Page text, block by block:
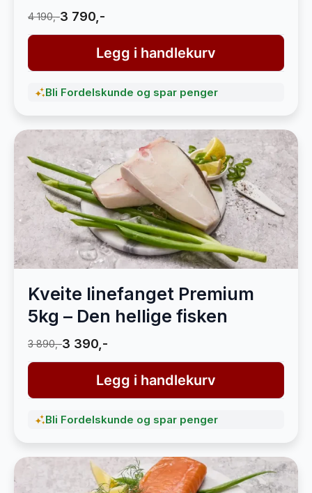
4 190,-3 790,-
Legg i handlekurv
Bli Fordelskunde og spar penger
Kveite linefanget Premium
5kg – Den hellige fisken
3 890,-3 390,-
Legg i handlekurv
Bli Fordelskunde og spar penger